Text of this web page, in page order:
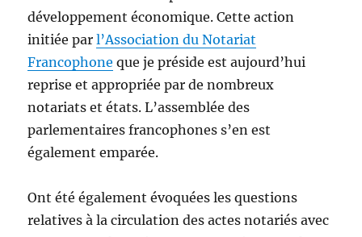
développement économique. Cette action
initiée parl’Association du Notariat
Francophone que je préside est aujourd’hui
reprise et appropriée par de nombreux
notariats et états. L’assemblée des
parlementaires francophones s’en est
également emparée.
Ont été également évoquées les questions
relatives à la circulation des actes notariés avec